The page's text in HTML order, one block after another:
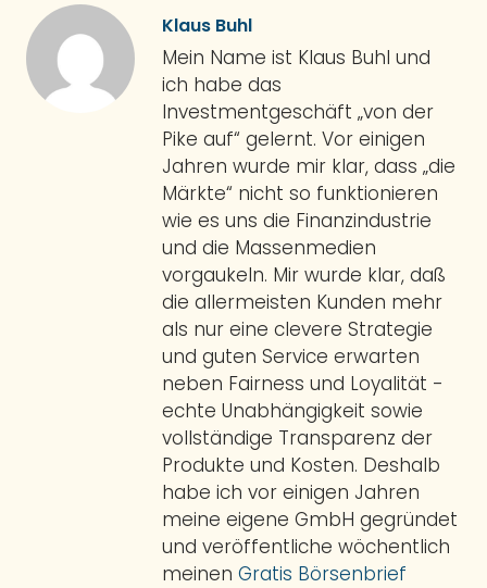
Klaus Buhl
Mein Name ist Klaus Buhl und
ich habe das
Investmentgeschäft „von der
Pike auf“ gelernt. Vor einigen
Jahren wurde mir klar, dass „die
Märkte“ nicht so funktionieren
wie es uns die Finanzindustrie
und die Massenmedien
vorgaukeln. Mir wurde klar, daß
die allermeisten Kunden mehr
als nur eine clevere Strategie
und guten Service erwarten
neben Fairness und Loyalität -
echte Unabhängigkeit sowie
vollständige Transparenz der
Produkte und Kosten. Deshalb
habe ich vor einigen Jahren
meine eigene GmbH gegründet
und veröffentliche wöchentlich
meinen Gratis Börsenbrief